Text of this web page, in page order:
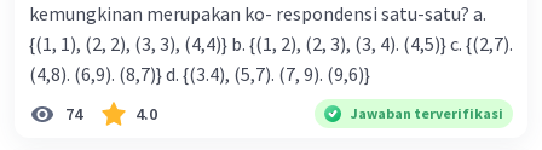
kemungkinan merupakan ko- respondensi satu-satu? a.
{(1, 1), (2, 2), (3, 3), (4,4)} b. {(1, 2), (2, 3), (3, 4). (4,5)} c. {(2,7).
(4,8). (6,9). (8,7)} d. {(3.4), (5,7). (7, 9). (9,6)}
74 4.0 Jawaban terverifikasi